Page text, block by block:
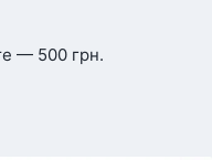
— 500 грн.